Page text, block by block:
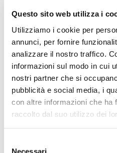
Questo sito web utilizza i
Utilizziamo i cookie per
annunci, per fornire
analizzare il nostro traffico.
informazioni sul modo in cui
nostri partner che si
pubblicità e social media, i
con altre informazioni che ha
raccolto dal suo utilizzo dei
variabili, con alcuni
miglioramenti marcati
progressi minimi.
Non sono del tutto
attraverso cui laTMS
cerebrali
Gli studi clinici
poco numerosi